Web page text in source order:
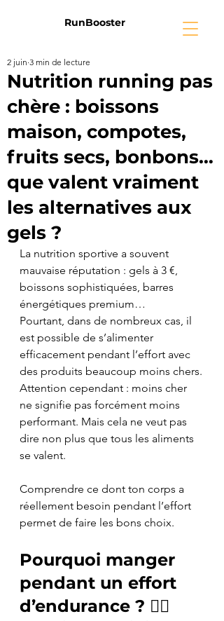
RunBooster
Nutrition running pas
chère : boissons
maison, compotes,
fruits secs, bonbons…
que valent vraiment
les alternatives aux
gels ?
2 juin 3 min de lecture
La nutrition sportive a souvent
mauvaise réputation : gels à 3 €,
boissons sophistiquées, barres
énergétiques premium…
Pourtant, dans de nombreux cas, il
est possible de s’alimenter
efficacement pendant l’effort avec
des produits beaucoup moins chers.
Attention cependant : moins cher
ne signifie pas forcément moins
performant. Mais cela ne veut pas
dire non plus que tous les aliments
se valent.
Comprendre ce dont ton corps a
réellement besoin pendant l’effort
permet de faire les bons choix.
Pourquoi manger
pendant un effort
d’endurance ? 🏃‍♂️